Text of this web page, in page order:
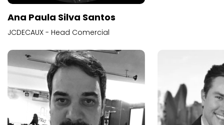
Ana Paula Silva Santos
JCDECAUX - Head Comercial